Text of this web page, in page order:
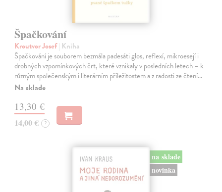
Špačkování
Kroutvor Josef| Kniha
Špačkování je souborem bezmála padesáti glos, reflexí, mikroesejí i
drobných vzpomínkových črt, které vznikaly v posledních letech – k
různým společenským i literárním příležitostem a z radosti ze čtení…
Na sklade
13,30 €
14,00 € ?
na sklade
novinka